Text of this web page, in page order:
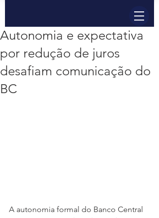
Autonomia e expectativa
por redução de juros
desafiam comunicação do
BC
A autonomia formal do Banco Central